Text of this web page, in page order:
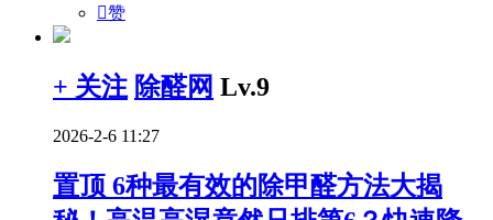
赞
+ 关注 除醛网 Lv.9
2026-2-6 11:27
置顶 6种最有效的除甲醛方法大揭